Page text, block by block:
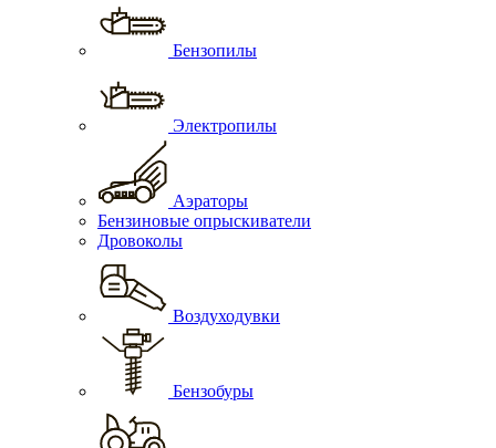
Бензопилы
Электропилы
Аэраторы
Бензиновые опрыскиватели
Дровоколы
Воздуходувки
Бензобуры